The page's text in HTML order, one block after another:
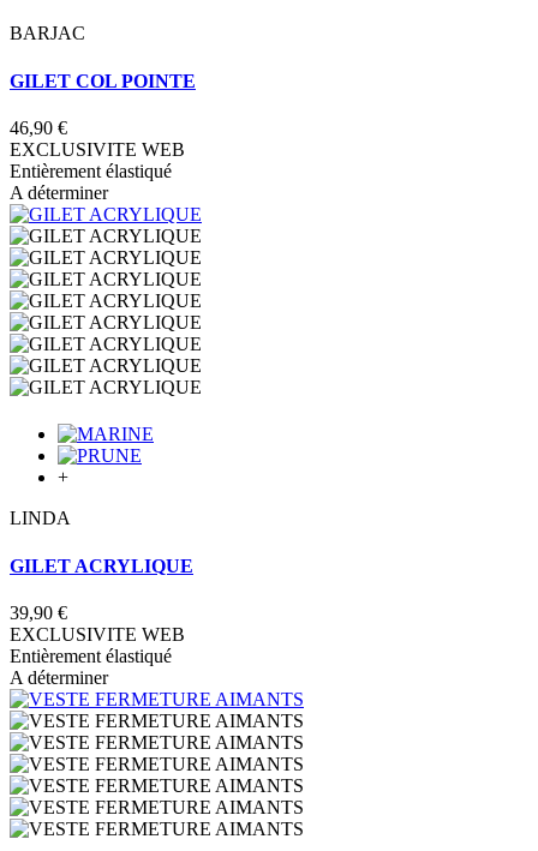
BARJAC
GILET COL POINTE
46,90 €
EXCLUSIVITE WEB
Entièrement élastiqué
A déterminer
+
LINDA
GILET ACRYLIQUE
39,90 €
EXCLUSIVITE WEB
Entièrement élastiqué
A déterminer